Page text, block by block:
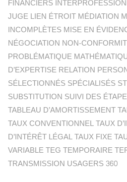
FINANCIERS
JUGE LIEN ÉTROIT MÉDIATION
INCOMPLÈTES MISE EN
NÉGOCIATION NON-
PROBLÉMATIQUE
D’EXPERTISE RELATION
SÉLECTIONNÉS SPÉCIALISÉS
SUBSTITUTION SUIVI DES
TABLEAU D’AMORTISSEMENT
TAUX CONVENTIONNEL TAUX
D’INTÉRÊT LÉGAL TAUX FIXE
VARIABLE TEG TEMPORAIRE
TRANSMISSION USAGERS 360